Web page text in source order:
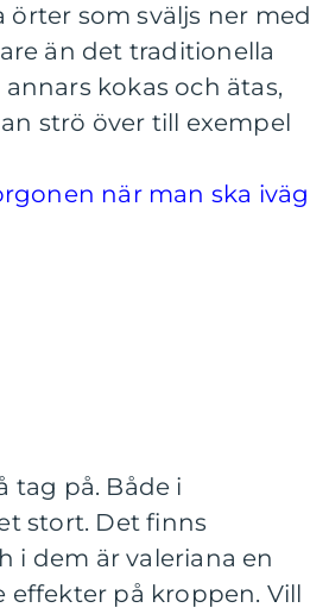
örter som sväljs ner med
än det traditionella
kokas och ätas,
strö över till exempel
när man ska iväg
tag på. Både i
stort. Det finns
i dem är valeriana en
på kroppen. Vill